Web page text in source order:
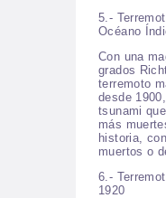
5.-
Océano
Con una
grados
terremoto
desde
tsunami
más
historia,
muertos o
6.-
1920